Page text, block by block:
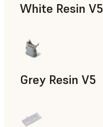
White Resin V5
Grey Resin V5